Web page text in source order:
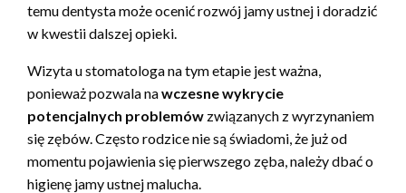
temu dentysta może ocenić rozwój jamy ustnej i doradzić
w kwestii dalszej opieki.
Wizyta u stomatologa na tym etapie jest ważna,
ponieważ pozwala nawczesne wykrycie
potencjalnych problemów związanych z wyrzynaniem
się zębów. Często rodzice nie są świadomi, że już od
momentu pojawienia się pierwszego zęba, należy dbać o
higienę jamy ustnej malucha.